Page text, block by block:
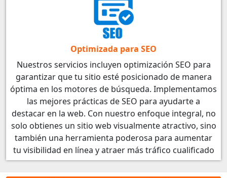
Optimizada para SEO
Nuestros servicios incluyen optimización SEO para
garantizar que tu sitio esté posicionado de manera
óptima en los motores de búsqueda. Implementamos
las mejores prácticas de SEO para ayudarte a
destacar en la web. Con nuestro enfoque integral, no
solo obtienes un sitio web visualmente atractivo, sino
también una herramienta poderosa para aumentar
tu visibilidad en línea y atraer más tráfico cualificado